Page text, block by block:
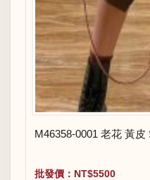
M46358-0001
批發價：NT$5500